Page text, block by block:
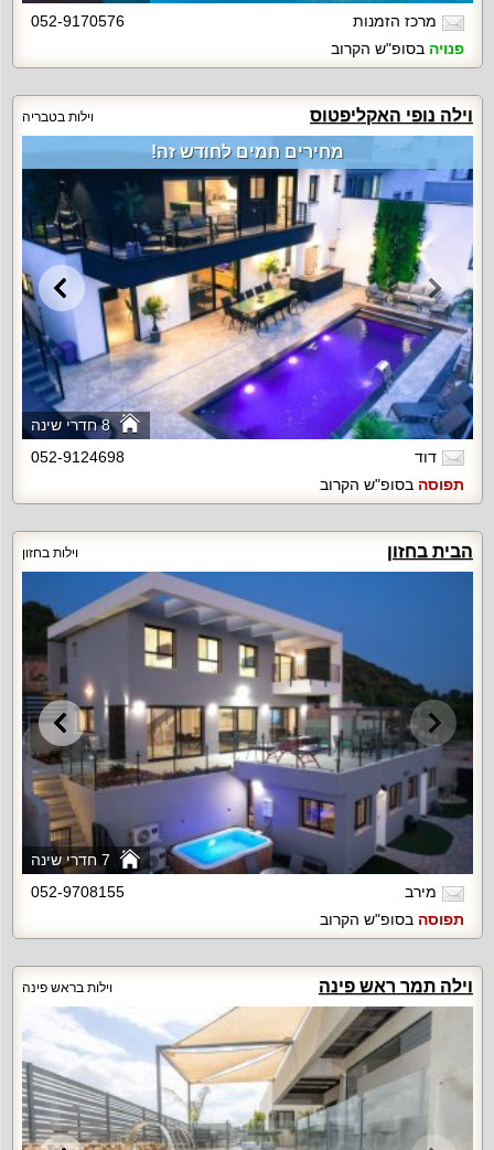
מרכז הזמנות
052-9170576
פנויה בסופ"ש הקרוב
וילה נופי האקליפטוס וילות בטבריה
8 חדרי שינה
מחירים חמים לחודש זה!
דוד
052-9124698
תפוסה בסופ"ש הקרוב
הבית בחזון וילות בחזון
7 חדרי שינה
מירב
052-9708155
תפוסה בסופ"ש הקרוב
וילה תמר ראש פינה וילות בראש פינה